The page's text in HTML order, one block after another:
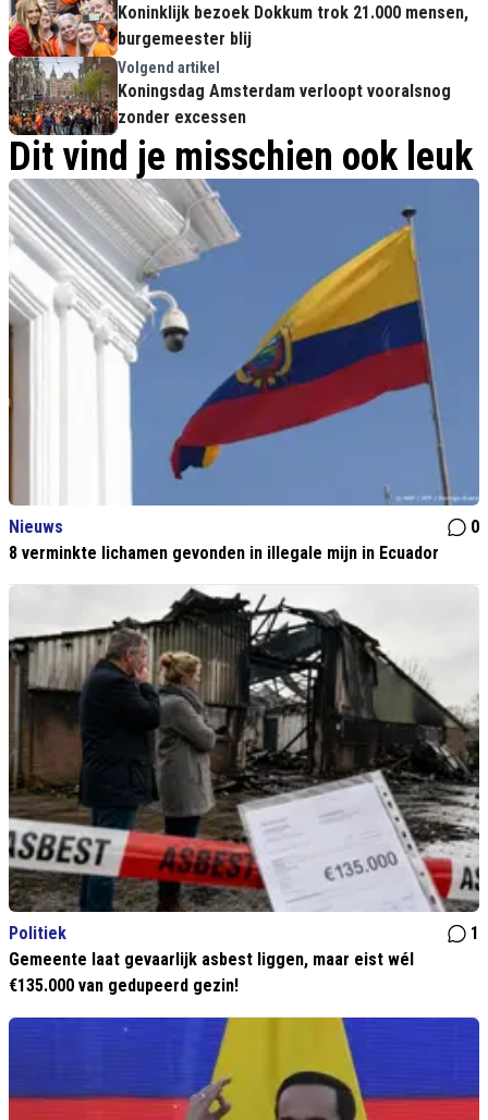
Koninklijk bezoek Dokkum trok 21.000 mensen,
burgemeester blij
Volgend artikel
Koningsdag Amsterdam verloopt vooralsnog
zonder excessen
Dit vind je misschien ook leuk
Nieuws
0
8 verminkte lichamen gevonden in illegale mijn in Ecuador
Politiek
1
Gemeente laat gevaarlijk asbest liggen, maar eist wél
€135.000 van gedupeerd gezin!